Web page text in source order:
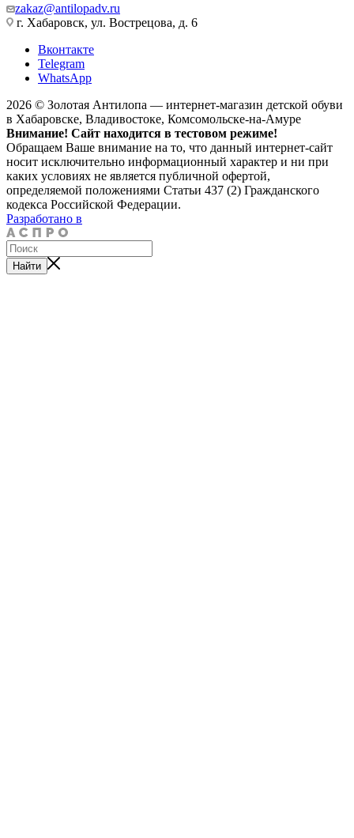
zakaz@antilopadv.ru
г. Хабаровск, ул. Вострецова, д. 6
Вконтакте
Telegram
WhatsApp
2026 © Золотая Антилопа — интернет-магазин детской обуви
в Хабаровске, Владивостоке, Комсомольске-на-Амуре
Внимание! Сайт находится в тестовом режиме!
Обращаем Ваше внимание на то, что данный интернет-сайт
носит исключительно информационный характер и ни при
каких условиях не является публичной офертой,
определяемой положениями Статьи 437 (2) Гражданского
кодекса Российской Федерации.
Разработано в
Найти